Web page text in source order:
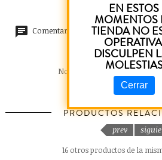
Comentarios (0)
No hay reseñas de clientes en
PRODUCTOS
16 otros productos de la
prev
EN ESTOS
MOMENTOS
TIENDA NO
DISCULPEN
Cerrar